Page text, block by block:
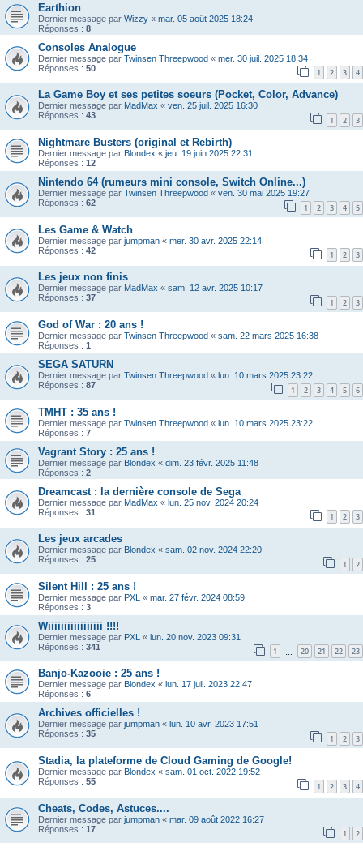
Earthion
Dernier message par Wizzy « mar. 05 août 2025 18:24
Réponses : 8
Consoles Analogue
Dernier message par Twinsen Threepwood « mer. 30 juil. 2025 18:34
Réponses : 50 1 2 3 4
La Game Boy et ses petites soeurs (Pocket, Color, Advance)
Dernier message par MadMax « ven. 25 juil. 2025 16:30
Réponses : 43 1 2 3
Nightmare Busters (original et Rebirth)
Dernier message par Blondex « jeu. 19 juin 2025 22:31
Réponses : 12
Nintendo 64 (rumeurs mini console, Switch Online...)
Dernier message par Twinsen Threepwood « ven. 30 mai 2025 19:27
Réponses : 62 1 2 3 4 5
Les Game & Watch
Dernier message par jumpman « mer. 30 avr. 2025 22:14
Réponses : 42 1 2 3
Les jeux non finis
Dernier message par MadMax « sam. 12 avr. 2025 10:17
Réponses : 37 1 2 3
God of War : 20 ans !
Dernier message par Twinsen Threepwood « sam. 22 mars 2025 16:38
Réponses : 1
SEGA SATURN
Dernier message par Twinsen Threepwood « lun. 10 mars 2025 23:22
Réponses : 87 1 2 3 4 5 6
TMHT : 35 ans !
Dernier message par Twinsen Threepwood « lun. 10 mars 2025 23:22
Réponses : 7
Vagrant Story : 25 ans !
Dernier message par Blondex « dim. 23 févr. 2025 11:48
Réponses : 2
Dreamcast : la dernière console de Sega
Dernier message par MadMax « lun. 25 nov. 2024 20:24
Réponses : 31 1 2 3
Les jeux arcades
Dernier message par Blondex « sam. 02 nov. 2024 22:20
Réponses : 25 1 2
Silent Hill : 25 ans !
Dernier message par PXL « mar. 27 févr. 2024 08:59
Réponses : 3
Wiiiiiiiiiiiiiiiii !!!!
Dernier message par PXL « lun. 20 nov. 2023 09:31
Réponses : 341 1 20 21 22 23
Banjo-Kazooie : 25 ans !
Dernier message par Blondex « lun. 17 juil. 2023 22:47
Réponses : 6
Archives officielles !
Dernier message par jumpman « lun. 10 avr. 2023 17:51
Réponses : 35 1 2 3
Stadia, la plateforme de Cloud Gaming de Google!
Dernier message par Blondex « sam. 01 oct. 2022 19:52
Réponses : 55 1 2 3 4
Cheats, Codes, Astuces....
Dernier message par jumpman « mar. 09 août 2022 16:27
Réponses : 17 1 2